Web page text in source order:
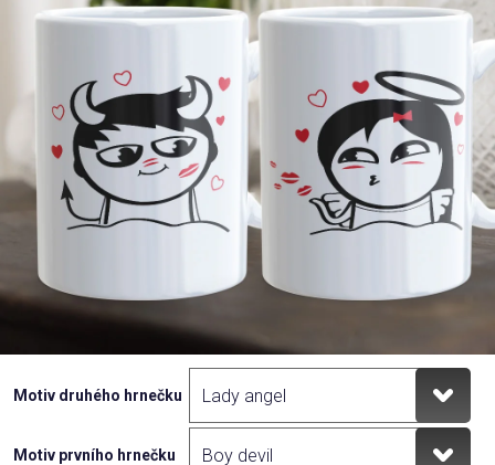
Kolekce
Oblečení
Přihlášení
Motiv druhého hrnečku
Motiv prvního hrnečku